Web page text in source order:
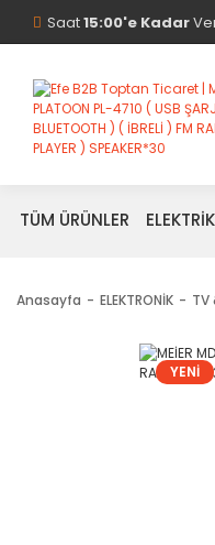
Saat15:00'e Kadar
TÜM ÜRÜNLER ELEKTRİK
Anasayfa ELEKTRONİK TV
YENİ